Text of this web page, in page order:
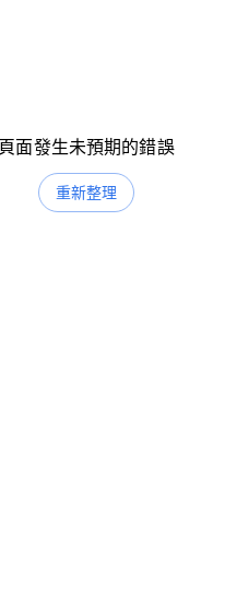
頁面發生未預期的錯誤
重新整理